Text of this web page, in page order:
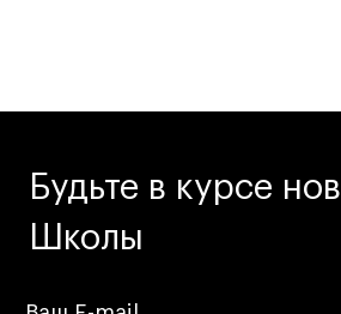
Фотография и видео
Промышленный и предметный
Будьте в курсе
Школы